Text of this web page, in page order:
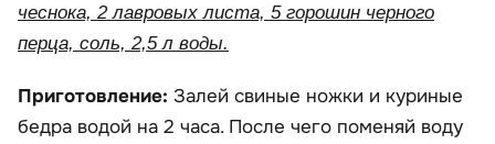
чеснока, 2 лавровых листа, 5 горошин черного
перца, соль, 2,5 л воды.
Приготовление: Залей свиные ножки и куриные
бедра водой на 2 часа. После чего поменяй воду